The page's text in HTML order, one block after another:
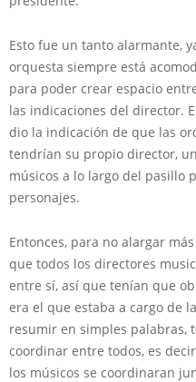
Esto fue un tanto alarmante,
orquesta siempre está
para poder crear espacio
las indicaciones del director.
dio la indicación de que las
tendrían su propio director,
músicos a lo largo del pasillo
personajes.
Entonces, para no alargar
que todos los directores
entre sí, así que tenían que
era el que estaba a cargo de
resumir en simples palabras,
coordinar entre todos, es
los músicos se coordinaran